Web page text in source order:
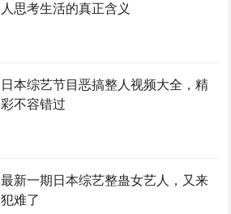
人思考生活的真正含义
日本综艺节目恶搞整人视频大全，精
彩不容错过
最新一期日本综艺整蛊女艺人，又来
犯难了